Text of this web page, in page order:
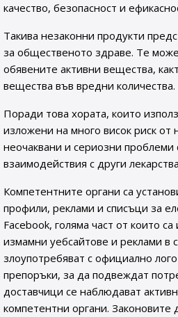
качество, безопасност и
Такива незаконни продукти
за общественото здраве. Те
обявените активни вещества,
вещества във вредни количества.
Поради това хората, които
изложени на много висок риск от
неочаквани и сериозни проблеми
взаимодействия с други
Компетентните органи са
профили, реклами и списъци за
Facebook, голяма част от които
измамни уебсайтове и реклами в
злоупотребяват с официално
препоръки, за да подвеждат
доставчици се наблюдават
компетентни органи. Законовите